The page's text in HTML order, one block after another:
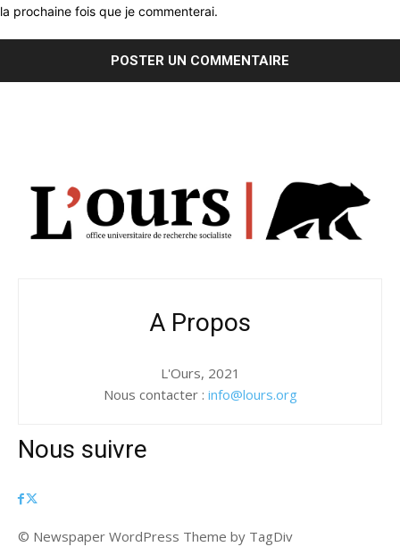
la prochaine fois que je commenterai.
A Propos
L'Ours, 2021
Nous contacter : info@lours.org
Nous suivre
© Newspaper WordPress Theme by TagDiv